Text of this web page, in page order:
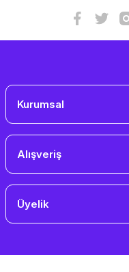
Kurumsal
Alışveriş
Üyelik